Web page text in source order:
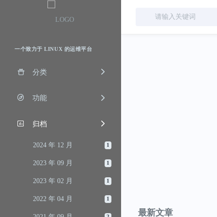
一个致力于 LINUX 的运维平台
分类
功能
归档
2024 年 12 月 1
2023 年 09 月 1
2023 年 02 月 1
2022 年 04 月 1
最新文章